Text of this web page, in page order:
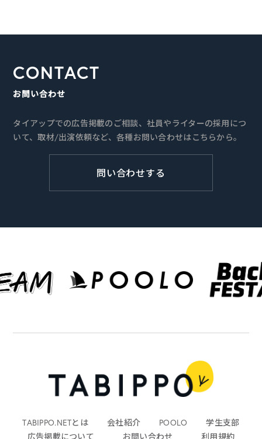
CONTACT
お問い合わせ
タイアップでの広告掲載のご相談、社員やライターの採用につ
いて、取材/出演依頼など、各種お問い合わせはこちらから。
問い合わせする
TABIPPO.NETとは 会社紹介 POOLO
学生支部
広告掲載について
お問い合わせ 利用規約